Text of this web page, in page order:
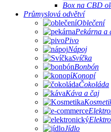
Box na CBD
Průmyslová odvětví
Oblečení
Pekárna a
Pivo
Nápoj
Svíčka
Bonbón
Konopí
Čokoláda
Káva a čaj
Jídlo